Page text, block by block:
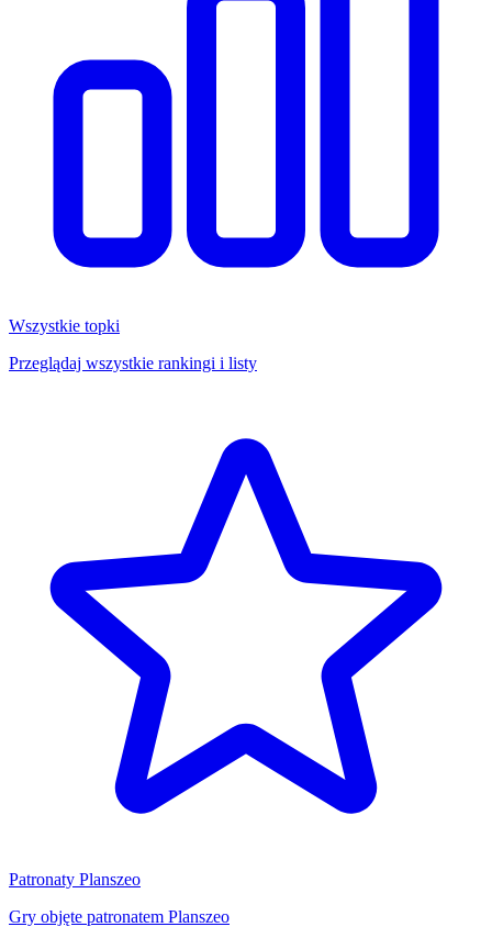
Wszystkie topki
Przeglądaj wszystkie rankingi i listy
Patronaty Planszeo
Gry objęte patronatem Planszeo